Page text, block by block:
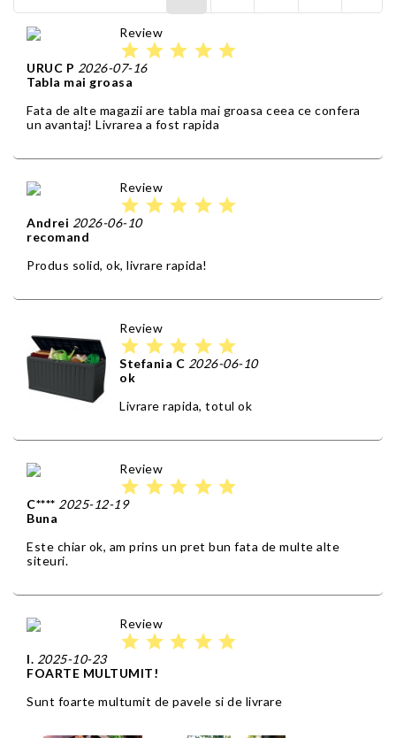
Review
star star star star star
URUC P 2026-07-16
Tabla mai groasa
Fata de alte magazii are tabla mai groasa ceea ce confera
un avantaj! Livrarea a fost rapida
Review
star star star star star
Andrei 2026-06-10
recomand
Produs solid, ok, livrare rapida!
Review
star star star star star
Stefania C 2026-06-10
ok
Livrare rapida, totul ok
Review
star star star star star
C**** 2025-12-19
Buna
Este chiar ok, am prins un pret bun fata de multe alte
siteuri.
Review
star star star star star
I. 2025-10-23
FOARTE MULTUMIT!
Sunt foarte multumit de pavele si de livrare